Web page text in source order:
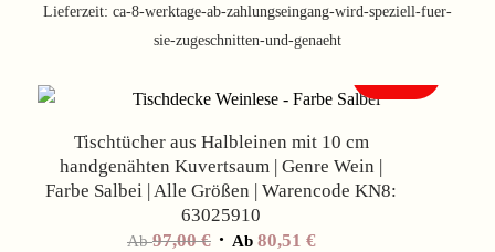
Lieferzeit: ca-8-werktage-ab-zahlungseingang-wird-speziell-fuer-
sie-zugeschnitten-und-genaeht
Tischtücher aus Halbleinen mit 10 cm
handgenähten Kuvertsaum | Genre Wein |
Farbe Salbei | Alle Größen | Warencode KN8:
63025910
Ab97,00€ Ab 80,51 €